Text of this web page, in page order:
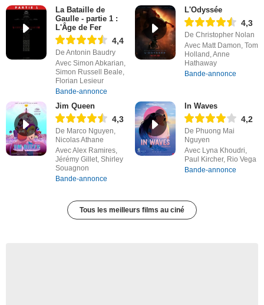
La Bataille de
Gaulle - partie 1 :
L'Âge de Fer
4,4
De Antonin Baudry
Avec Simon Abkarian,
Simon Russell Beale,
Florian Lesieur
Bande-annonce
L'Odyssée
4,3
De Christopher Nolan
Avec Matt Damon, Tom
Holland, Anne
Hathaway
Bande-annonce
Jim Queen
4,3
De Marco Nguyen,
Nicolas Athane
Avec Alex Ramires,
Jérémy Gillet, Shirley
Souagnon
Bande-annonce
In Waves
4,2
De Phuong Mai
Nguyen
Avec Lyna Khoudri,
Paul Kircher, Rio Vega
Bande-annonce
Tous les meilleurs films au ciné